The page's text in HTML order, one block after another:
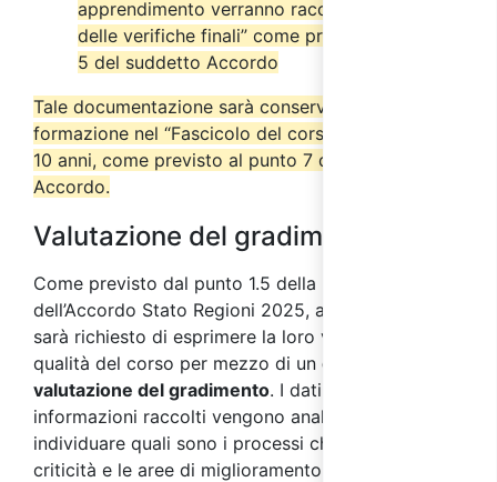
apprendimento verranno raccolti nel “Verbale
delle verifiche finali” come previsto dal punto
5 del suddetto Accordo
Tale documentazione sarà conservata dall’ente di
formazione nel “Fascicolo del corso” per almeno
10 anni, come previsto al punto 7 del suddetto
Accordo.
Valutazione del gradimento
Come previsto dal punto 1.5 della parte IV
dell’Accordo Stato Regioni 2025, ai partecipanti
sarà richiesto di esprimere la loro valutazione sulla
qualità del corso per mezzo di un questionario di
valutazione del gradimento. I dati e le
informazioni raccolti vengono analizzati al fine di
individuare quali sono i processi che presentano
criticità e le aree di miglioramento su cui